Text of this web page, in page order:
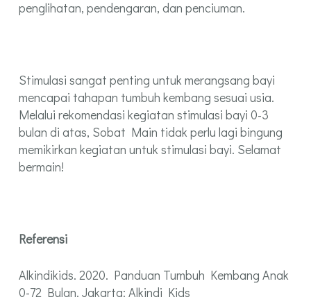
penglihatan, pendengaran, dan penciuman.
Stimulasi sangat penting untuk merangsang bayi
mencapai tahapan tumbuh kembang sesuai usia.
Melalui rekomendasi kegiatan stimulasi bayi 0-3
bulan di atas, Sobat Main tidak perlu lagi bingung
memikirkan kegiatan untuk stimulasi bayi. Selamat
bermain!
Referensi
Alkindikids. 2020. Panduan Tumbuh Kembang Anak
0-72 Bulan. Jakarta: Alkindi Kids